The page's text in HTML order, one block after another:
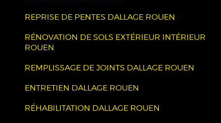
REPRISE DE PENTES DALLAGE ROUEN
RÉNOVATION DE SOLS EXTÉRIEUR INTÉRIEUR
ROUEN
REMPLISSAGE DE JOINTS DALLAGE ROUEN
ENTRETIEN DALLAGE ROUEN
RÉHABILITATION DALLAGE ROUEN